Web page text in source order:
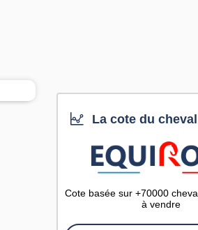
La cote du cheval
Cote basée sur +70000
à vendre